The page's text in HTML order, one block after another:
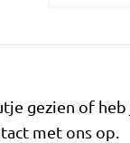
gezien of
met ons op.